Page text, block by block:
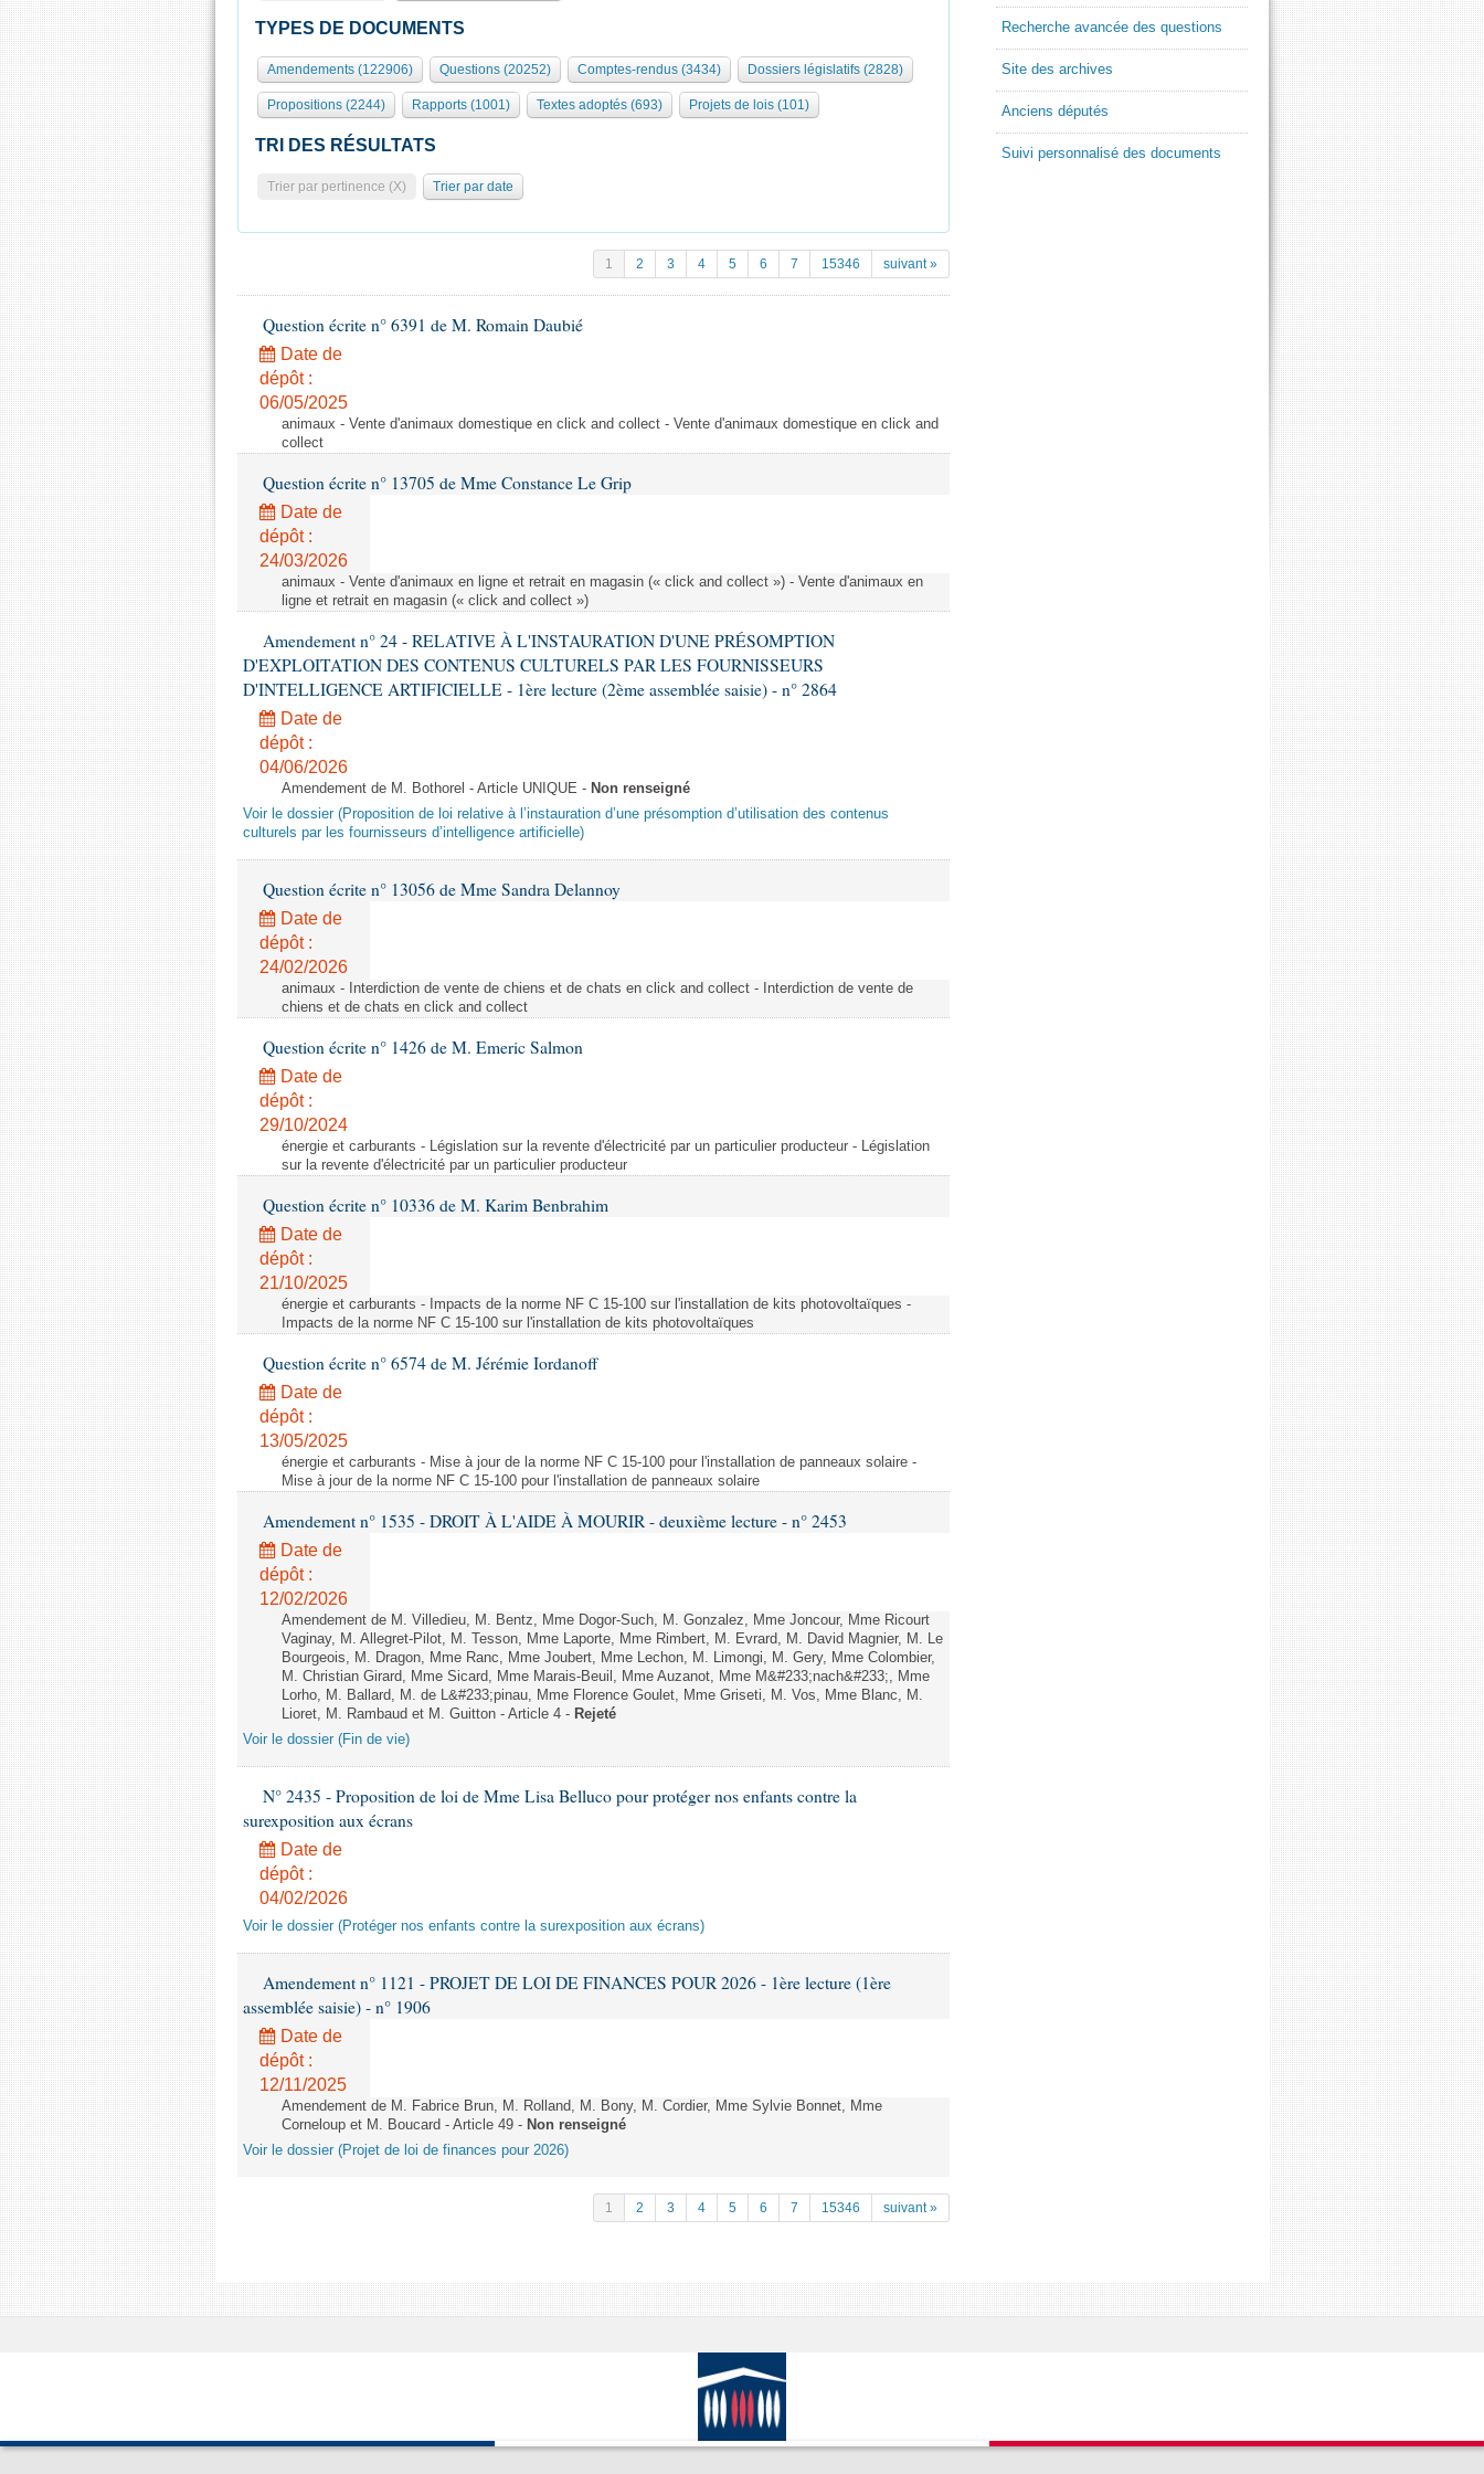
TYPES DE DOCUMENTS
Amendements (122906) Questions (20252) Comptes-rendus (3434) Dossiers législatifs (2828)
Propositions (2244) Rapports (1001) Textes adoptés (693) Projets de lois (101)
TRI DES RÉSULTATS
Trier par pertinence (X) Trier par date
1 2 3 4 5 6 7 15346 suivant »
Question écrite n° 6391 de M. Romain Daubié
Date de
dépôt :
06/05/2025
animaux - Vente d'animaux domestique en click and collect - Vente d'animaux domestique en click and
collect
Question écrite n° 13705 de Mme Constance Le Grip
Date de
dépôt :
24/03/2026
animaux - Vente d'animaux en ligne et retrait en magasin (« click and collect ») - Vente d'animaux en
ligne et retrait en magasin (« click and collect »)
Amendement n° 24 - RELATIVE À L'INSTAURATION D'UNE PRÉSOMPTION
D'EXPLOITATION DES CONTENUS CULTURELS PAR LES FOURNISSEURS
D'INTELLIGENCE ARTIFICIELLE - 1ère lecture (2ème assemblée saisie) - n° 2864
Date de
dépôt :
04/06/2026
Amendement de M. Bothorel - Article UNIQUE - Non renseigné
Voir le dossier (Proposition de loi relative à l’instauration d’une présomption d’utilisation des contenus
culturels par les fournisseurs d’intelligence artificielle)
Question écrite n° 13056 de Mme Sandra Delannoy
Date de
dépôt :
24/02/2026
animaux - Interdiction de vente de chiens et de chats en click and collect - Interdiction de vente de
chiens et de chats en click and collect
Question écrite n° 1426 de M. Emeric Salmon
Date de
dépôt :
29/10/2024
énergie et carburants - Législation sur la revente d'électricité par un particulier producteur - Législation
sur la revente d'électricité par un particulier producteur
Question écrite n° 10336 de M. Karim Benbrahim
Date de
dépôt :
21/10/2025
énergie et carburants - Impacts de la norme NF C 15-100 sur l'installation de kits photovoltaïques -
Impacts de la norme NF C 15-100 sur l'installation de kits photovoltaïques
Question écrite n° 6574 de M. Jérémie Iordanoff
Date de
dépôt :
13/05/2025
énergie et carburants - Mise à jour de la norme NF C 15-100 pour l'installation de panneaux solaire -
Mise à jour de la norme NF C 15-100 pour l'installation de panneaux solaire
Amendement n° 1535 - DROIT À L'AIDE À MOURIR - deuxième lecture - n° 2453
Date de
dépôt :
12/02/2026
Amendement de M. Villedieu, M. Bentz, Mme Dogor-Such, M. Gonzalez, Mme Joncour, Mme Ricourt
Vaginay, M. Allegret-Pilot, M. Tesson, Mme Laporte, Mme Rimbert, M. Evrard, M. David Magnier, M. Le
Bourgeois, M. Dragon, Mme Ranc, Mme Joubert, Mme Lechon, M. Limongi, M. Gery, Mme Colombier,
M. Christian Girard, Mme Sicard, Mme Marais-Beuil, Mme Auzanot, Mme M&#233;nach&#233;, Mme
Lorho, M. Ballard, M. de L&#233;pinau, Mme Florence Goulet, Mme Griseti, M. Vos, Mme Blanc, M.
Lioret, M. Rambaud et M. Guitton - Article 4 - Rejeté
Voir le dossier (Fin de vie)
N° 2435 - Proposition de loi de Mme Lisa Belluco pour protéger nos enfants contre la
surexposition aux écrans
Date de
dépôt :
04/02/2026
Voir le dossier (Protéger nos enfants contre la surexposition aux écrans)
Amendement n° 1121 - PROJET DE LOI DE FINANCES POUR 2026 - 1ère lecture (1ère
assemblée saisie) - n° 1906
Date de
dépôt :
12/11/2025
Amendement de M. Fabrice Brun, M. Rolland, M. Bony, M. Cordier, Mme Sylvie Bonnet, Mme
Corneloup et M. Boucard - Article 49 - Non renseigné
Voir le dossier (Projet de loi de finances pour 2026)
1 2 3 4 5 6 7 15346 suivant »
Recherche avancée des questions
Site des archives
Anciens députés
Suivi personnalisé des documents